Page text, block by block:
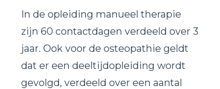
In de opleiding manueel therapie
zijn 60 contactdagen verdeeld over 3
jaar. Ook voor de osteopathie geldt
dat er een deeltijdopleiding wordt
gevolgd, verdeeld over een aantal